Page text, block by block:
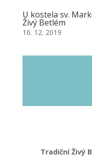
U kostela sv.
Živý Betlém
16. 12. 2019
Tradiční Živý